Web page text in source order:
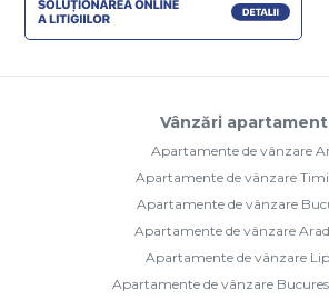
Vânzări
Apartamente de vânzare
Apartamente de vânzare
Apartamente de vânzare
Apartamente de vânzare
Apartamente de vânzare
Apartamente de vânzare